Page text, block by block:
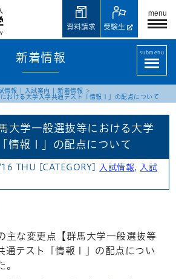
menu
受験生
資料請求
新着情報 submenu
情報 入試案内
新着情報
おける大学入学共通テスト「情報Ⅰ」の配点について
大学一般選抜等における大学
情報Ⅰ」の配点について
THU [CATEGORY] 入試情報,
入試
主な変更点【群馬大学一般選抜等
通テスト「情報Ⅰ」の配点につい
。